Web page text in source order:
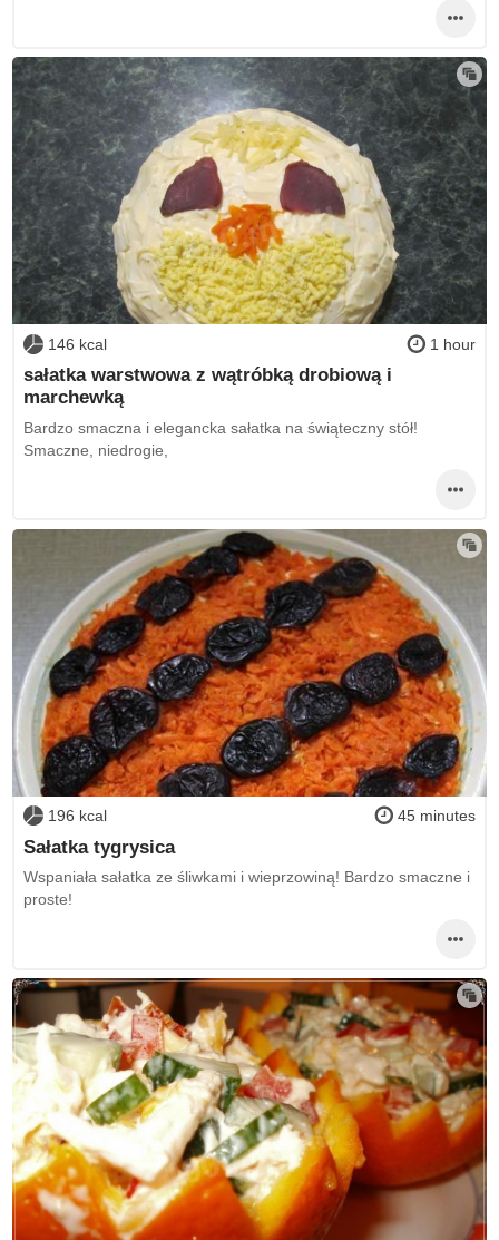
146 kcal 1 hour
sałatka warstwowa z wątróbką drobiową i
marchewką
Bardzo smaczna i elegancka sałatka na świąteczny stół!
Smaczne, niedrogie,
196 kcal 45 minutes
Sałatka tygrysica
Wspaniała sałatka ze śliwkami i wieprzowiną! Bardzo smaczne i
proste!